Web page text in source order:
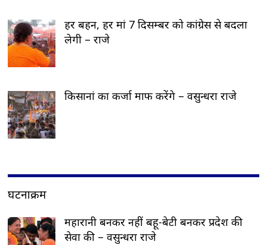
हर बहन, हर मां 7 दिसम्बर को कांग्रेस से बदला
लेगी – राजे
किसानां का कर्जा माफ करेंगे – वसुन्धरा राजे
घटनाक्रम
महारानी बनकर नहीं बहू-बेटी बनकर प्रदेश की
सेवा की – वसुन्धरा राजे